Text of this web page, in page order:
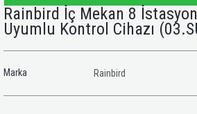
Rainbird İç Mekan 8
Uyumlu Kontrol Cihazı
Marka Rainbird